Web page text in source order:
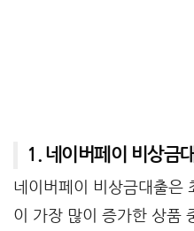
1. 네이버페이 비상금
네이버페이 비상금대출은
이 가장 많이 증가한 상품